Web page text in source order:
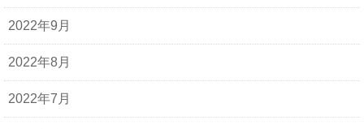
2022年9月
2022年8月
2022年7月